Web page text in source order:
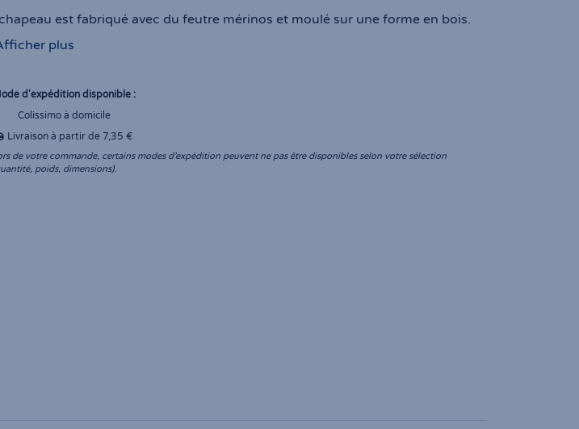
en feutre mérinos marron clair
est fabriqué avec du feutre mérinos et moulé sur une forme en bois.
plus
d'expédition disponible :
Colissimo à domicile
Livraison à partir de 7,35 €
de votre commande, certains modes d’expédition peuvent ne pas être disponibles selon votre sélection
poids, dimensions).